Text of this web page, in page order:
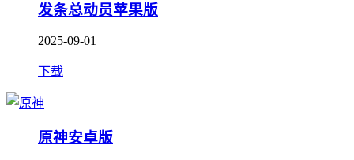
发条总动员苹果版
2025-09-01
下载
原神安卓版